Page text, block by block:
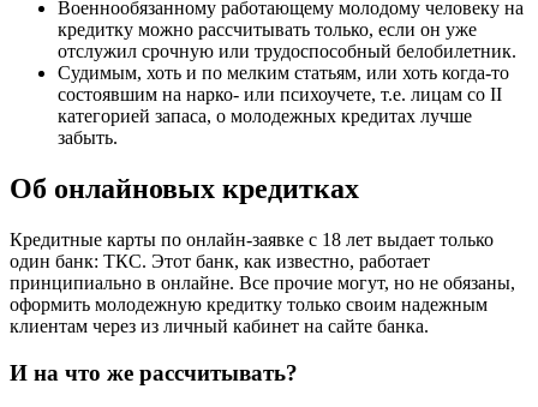
Военнообязанному работающему молодому человеку на
кредитку можно рассчитывать только, если он уже
отслужил срочную или трудоспособный белобилетник.
Судимым, хоть и по мелким статьям, или хоть когда-то
состоявшим на нарко- или психоучете, т.е. лицам со II
категорией запаса, о молодежных кредитах лучше
забыть.
Об онлайновых кредитках
Кредитные карты по онлайн-заявке с 18 лет выдает только
один банк: ТКС. Этот банк, как известно, работает
принципиально в онлайне. Все прочие могут, но не обязаны,
оформить молодежную кредитку только своим надежным
клиентам через из личный кабинет на сайте банка.
И на что же рассчитывать?